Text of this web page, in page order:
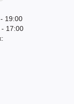
19:00
- 17:00